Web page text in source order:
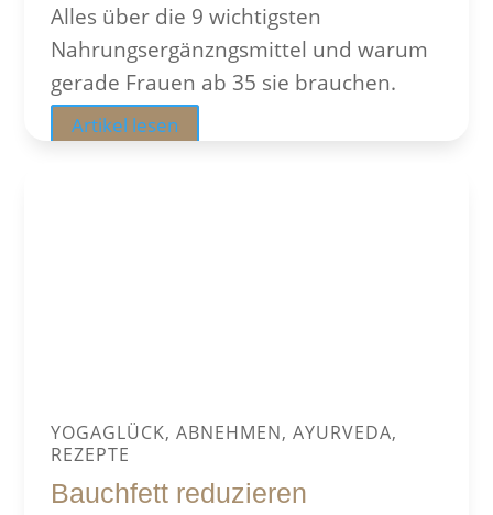
Alles über die 9 wichtigsten
Nahrungsergänzngsmittel und warum
gerade Frauen ab 35 sie brauchen.
Artikel lesen
YOGAGLÜCK, ABNEHMEN, AYURVEDA,
REZEPTE
Bauchfett reduzieren